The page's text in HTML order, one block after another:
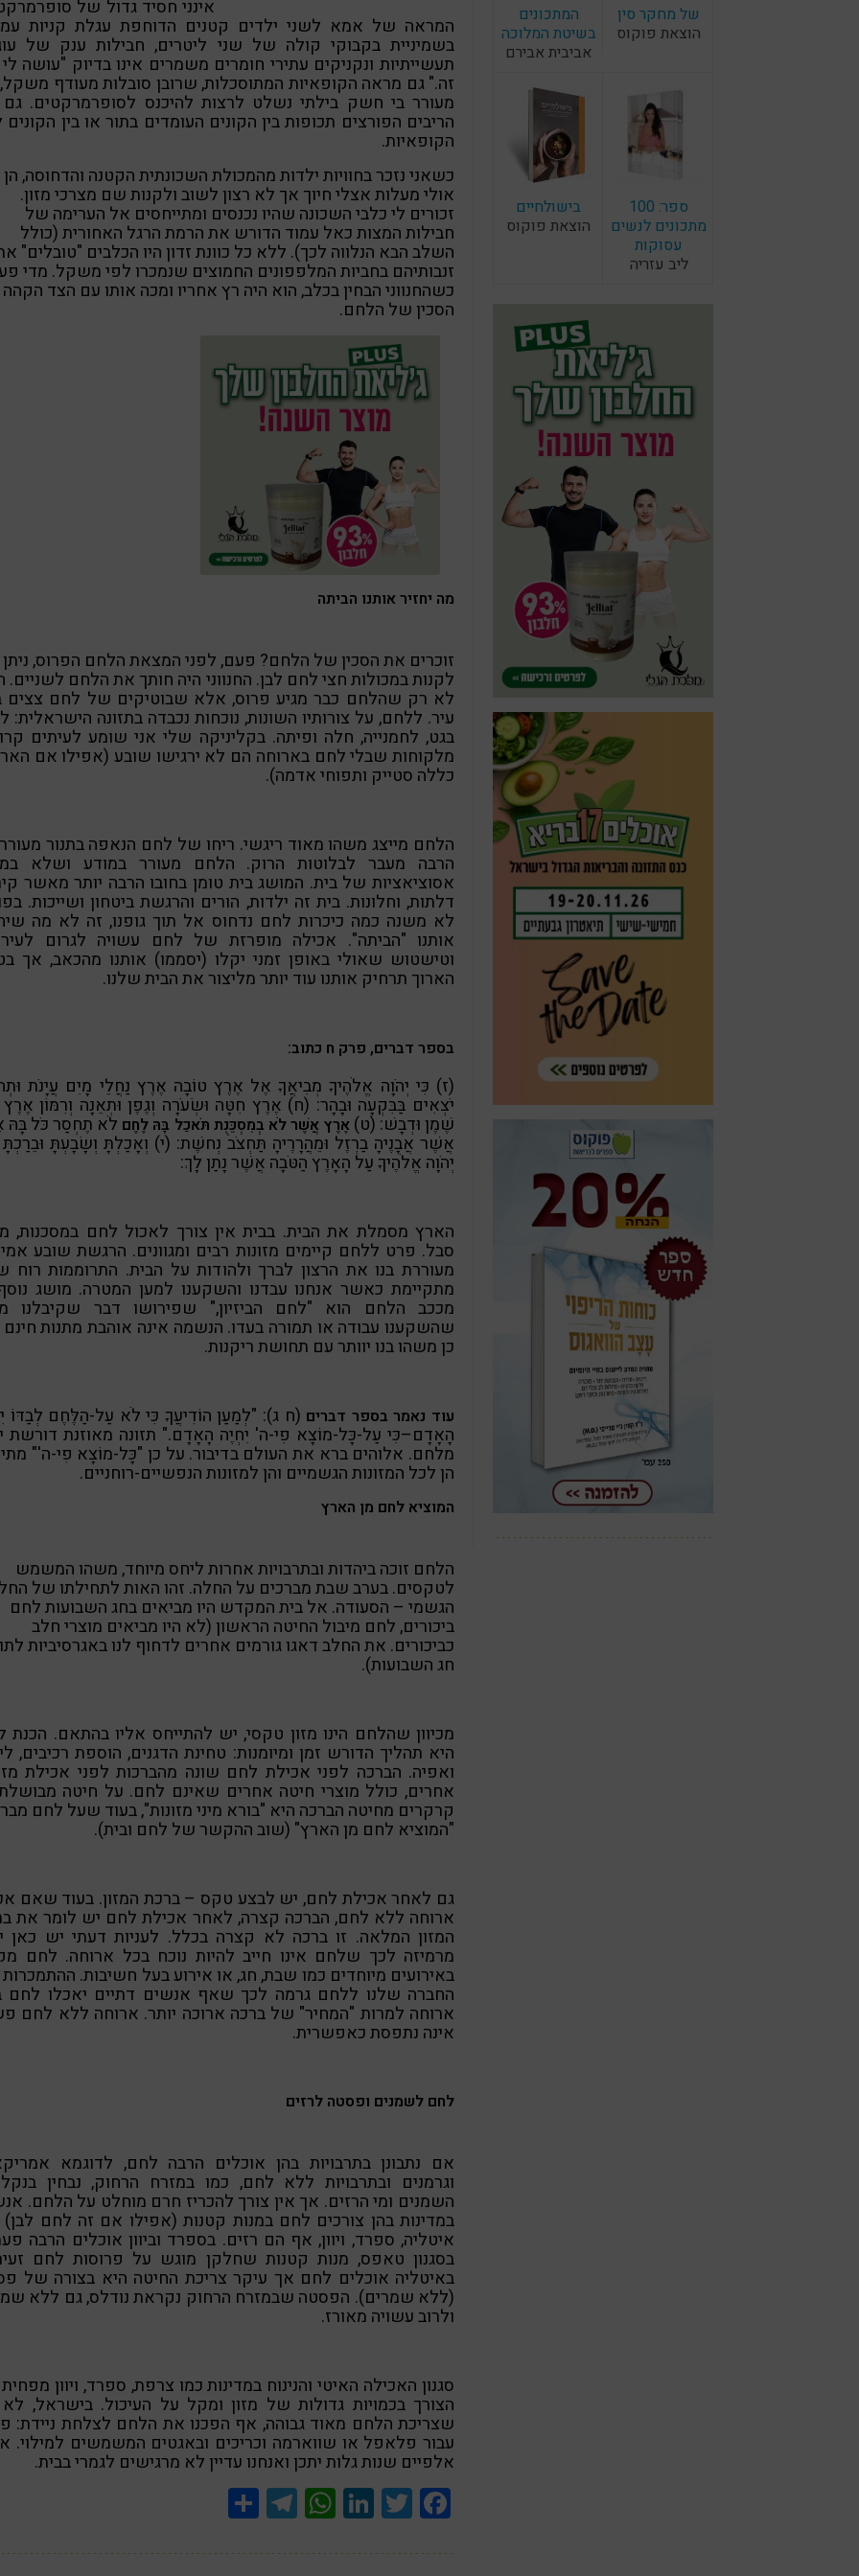
של מחקר סין
הוצאת פוקוס
המתכונים
בשיטת המלוכה
אביבית אבירם
ספר: 100
מתכונים לנשים
עסוקות
ליב עזריה
בישולחיים
הוצאת פוקוס
אינני חסיד גדול של
המראה של אמא לשני ילדים קטנים הדוחפת עגלת קניות
בשמיניית בקבוקי קולה של שני ליטרים, חבילות ענק של
תעשייתיות ונקניקים עתירי חומרים משמרים אינו בדיוק "עושה
זה." גם מראה הקופאיות המתוסכלות, שרובן סובלות מעודף
מעורר בי חשק בילתי נשלט לרצות להיכנס לסופרמרקטים.
הריבים הפורצים תכופות בין הקונים העומדים בתור או בין הקונים
הקופאיות.
כשאני נזכר בחוויות ילדות מהמכולת השכונתית הקטנה והדחוסה, הן
אולי מעלות אצלי חיוך אך לא רצון לשוב ולקנות שם מצרכי מזון.
זכורים לי כלבי השכונה שהיו נכנסים ומתייחסים אל הערימה של
חבילות המצות כאל עמוד הדורש את הרמת הרגל האחורית (כולל
השלב הבא הנלווה לכך). ללא כל כוונת זדון היו הכלבים "טובלים"
זנבותיהם בחביות המלפפונים החמוצים שנמכרו לפי משקל. מדי
כשהחנווני הבחין בכלב, הוא היה רץ אחריו ומכה אותו עם הצד
הסכין של הלחם.
מה יחזיר אותנו הביתה
זוכרים את הסכין של הלחם? פעם, לפני המצאת הלחם הפרוס, ניתן
לקנות במכולות חצי לחם לבן. החנווני היה חותך את הלחם לשניים.
לא רק שהלחם כבר מגיע פרוס, אלא שבוטיקים של לחם צצים
עיר. ללחם, על צורותיו השונות, נוכחות נכבדה בתזונה הישראלית:
בגט, לחמנייה, חלה ופיתה. בקליניקה שלי אני שומע לעיתים
מלקוחות שבלי לחם בארוחה הם לא ירגישו שובע (אפילו אם
כללה סטייק ותפוחי אדמה).
הלחם מייצג משהו מאוד ריגשי. ריחו של לחם הנאפה בתנור מעורר
הרבה מעבר לבלוטות הרוק. הלחם מעורר במודע ושלא
אסוציאציות של בית. המושג בית טומן בחובו הרבה יותר מאשר
דלתות, וחלונות. בית זה ילדות, הורים והרגשת ביטחון ושייכות.
לא משנה כמה כיכרות לחם נדחוס אל תוך גופנו, זה לא מה
אותנו "הביתה". אכילה מופרזת של לחם עשויה לגרום
וטישטוש שאולי באופן זמני יקלו (יסממו) אותנו מהכאב, אך
הארוך תרחיק אותנו עוד יותר מליצור את הבית שלנו.
בספר דברים, פרק ח כתוב:
(ז) כִּי יְהֹוָה אֱלֹהֶיךָ מְבִיאֲךָ אֶל אֶרֶץ טוֹבָה אֶרֶץ נַחֲלֵי מָיִם עֲיָנֹת
יֹצְאִים בַּבִּקְעָה וּבָהָר: (ח) אֶרֶץ חִטָּה וּשְׂעֹרָה וְגֶפֶן וּתְאֵנָה וְרִמּוֹן אֶרֶץ
שֶׁמֶן וּדְבָשׁ: (ט)אֶרֶץ אֲשֶׁר לֹא בְמִסְכֵּנֻת תֹּאכַל בָּהּ לֶחֶם לֹא תֶחְסַר כֹּל בָּהּ
אֲשֶׁר אֲבָנֶיהָ בַרְזֶל וּמֵהֲרָרֶיהָ תַּחְצֹב נְחשֶׁת: (י) וְאָכַלְתָּ וְשָׂבָעְתָּ
יְהֹוָה אֱלֹהֶיךָ עַל הָאָרֶץ הַטֹּבָה אֲשֶׁר נָתַן לָךְ:
הארץ מסמלת את הבית. בבית אין צורך לאכול לחם במסכנות,
סבל. פרט ללחם קיימים מזונות רבים ומגוונים. הרגשת שובע
מעוררת בנו את הרצון לברך ולהודות על הבית. התרוממות רוח
מתקיימת כאשר אנחנו עבדנו והשקענו למען המטרה. מושג
מככב הלחם הוא "לחם הביזיון," שפירושו דבר שקיבלנו
שהשקענו עבודה או תמורה בעדו. הנשמה אינה אוהבת מתנות חינם
כן משהו בנו יוותר עם תחושת ריקנות.
עוד נאמר בספר דברים (ח ג): "לְמַעַן הוֹדִיעֲךָ כִּי לֹא עַל-הַלֶּחֶם לְבַדּוֹ
הָאָדָם–כִּי עַל-כָּל-מוֹצָא פִי-ה' יִחְיֶה הָאָדָם." תזונה מאוזנת דורשת
מלחם. אלוהים ברא את העולם בדיבור. על כן "כָּל-מוֹצָא פִי-ה'"
הן לכל המזונות הגשמיים והן למזונות הנפשיים-רוחניים.
המוציא לחם מן הארץ
הלחם זוכה ביהדות ובתרבויות אחרות ליחס מיוחד, משהו המשמש
לטקסים. בערב שבת מברכים על החלה. זהו האות לתחילתו של
הגשמי – הסעודה. אל בית המקדש היו מביאים בחג השבועות לחם
ביכורים, לחם מיבול החיטה הראשון (לא היו מביאים מוצרי חלב
כביכורים. את החלב דאגו גורמים אחרים לדחוף לנו באגרסיביות
חג השבועות).
מכיוון שהלחם הינו מזון טקסי, יש להתייחס אליו בהתאם. הכנת
היא תהליך הדורש זמן ומיומנות: טחינת הדגנים, הוספת רכיבים,
ואפיה. הברכה לפני אכילת לחם שונה מהברכות לפני אכילת
אחרים, כולל מוצרי חיטה אחרים שאינם לחם. על חיטה
קרקרים מחיטה הברכה היא "בורא מיני מזונות", בעוד שעל לחם
"המוציא לחם מן הארץ" (שוב ההקשר של לחם ובית).
גם לאחר אכילת לחם, יש לבצע טקס – ברכת המזון. בעוד שאם
ארוחה ללא לחם, הברכה קצרה, לאחר אכילת לחם יש לומר את
המזון המלאה. זו ברכה לא קצרה בכלל. לעניות דעתי יש כאן
מרמיזה לכך שלחם אינו חייב להיות נוכח בכל ארוחה. לחם
באירועים מיוחדים כמו שבת, חג, או אירוע בעל חשיבות.
החברה שלנו ללחם גרמה לכך שאף אנשים דתיים יאכלו לחם
ארוחה למרות "המחיר" של ברכה ארוכה יותר. ארוחה ללא לחם
אינה נתפסת כאפשרית.
לחם לשמנים ופסטה לרזים
אם נתבונן בתרבויות בהן אוכלים הרבה לחם, לדוגמא
וגרמנים ובתרבויות ללא לחם, כמו במזרח הרחוק, נבחין
השמנים ומי הרזים. אך אין צורך להכריז חרם מוחלט על הלחם.
במדינות בהן צורכים לחם במנות קטנות (אפילו אם זה לחם לבן)
איטליה, ספרד, ויוון, אף הם רזים. בספרד וביוון אוכלים הרבה
בסגנון טאפס, מנות קטנות שחלקן מוגש על פרוסות לחם
באיטליה אוכלים לחם אך עיקר צריכת החיטה היא בצורה של
(ללא שמרים). הפסטה שבמזרח הרחוק נקראת נודלס, גם ללא
ולרוב עשויה מאורז.
סגנון האכילה האיטי והנינוח במדינות כמו צרפת, ספרד, ויוון
הצורך בכמויות גדולות של מזון ומקל על העיכול. בישראל,
שצריכת הלחם מאוד גבוהה, אף הפכנו את הלחם לצלחת ניידת:
עבור פלאפל או שווארמה וכריכים ובאגטים המשמשים למילוי.
אלפיים שנות גלות יתכן ואנחנו עדיין לא מרגישים לגמרי בבית.
Facebook
Twitter
LinkedIn
WhatsApp
Telegram